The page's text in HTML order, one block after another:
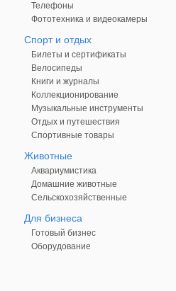
Телефоны
Фототехника и видеокамеры
Спорт и отдых
Билеты и сертификаты
Велосипеды
Книги и журналы
Коллекционирование
Музыкальные инструменты
Отдых и путешествия
Спортивные товары
Животные
Аквариумистика
Домашние животные
Сельскохозяйственные
Для бизнеса
Готовый бизнес
Оборудование